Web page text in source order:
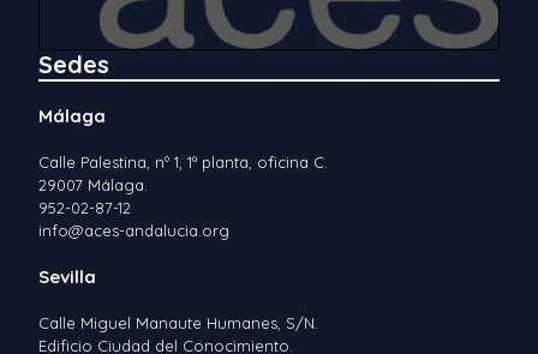
Sedes
Málaga
Calle Palestina, nº 1, 1ª planta, oficina C.
29007 Málaga.
952-02-87-12
info@aces-andalucia.org
Sevilla
Calle Miguel Manaute Humanes, S/N.
Edificio Ciudad del Conocimiento.